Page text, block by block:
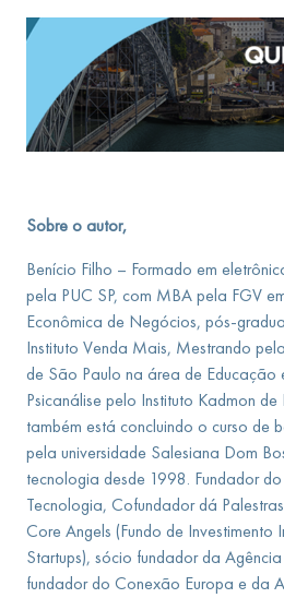
Sobre o autor,
Benício Filho – Formado em
pela PUC SP, com MBA pela FGV
Econômica de Negócios, pós-
Instituto Venda Mais, Mestrando
de São Paulo na área de Educação
Psicanálise pelo Instituto Kadmon de
também está concluindo o curso de
pela universidade Salesiana Dom
tecnologia desde 1998. Fundador
Tecnologia, Cofundador dá
Core Angels (Fundo de Investimento
Startups), sócio fundador da
fundador do Conexão Europa e da